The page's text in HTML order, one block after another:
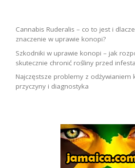
Cannabis Ruderalis – co to jest i
znaczenie w uprawie konopi?
Szkodniki w uprawie konopi – jak
skutecznie chronić rośliny przed
Najczęstsze problemy z odżywianiem
przyczyny i diagnostyka